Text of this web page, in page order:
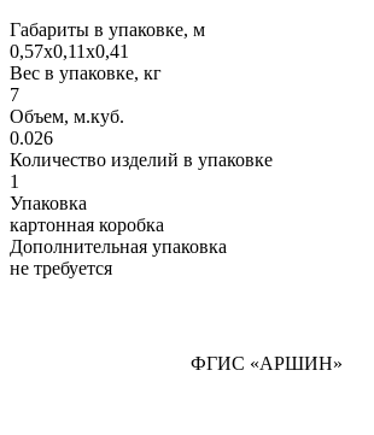
Габариты в упаковке, м
0,57х0,11х0,41
Вес в упаковке, кг
7
Объем, м.куб.
0.026
Количество изделий в упаковке
1
Упаковка
картонная коробка
Дополнительная упаковка
не требуется
ФГИС «АРШИН»